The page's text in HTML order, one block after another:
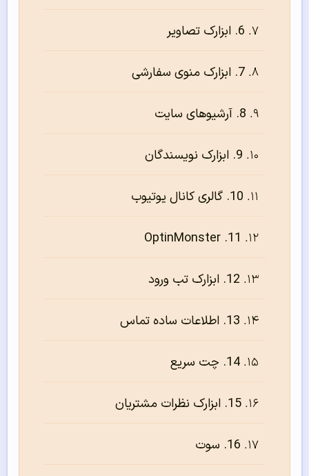
6. ابزارک تصاویر
7. ابزارک منوی سفارشی
8. آرشیوهای سایت
9. ابزارک نویسندگان
10. گالری کانال یوتیوب
11. OptinMonster
12. ابزارک تب ورود
13. اطلاعات ساده تماس
14. چت سریع
15. ابزارک نظرات مشتریان
16. سوت